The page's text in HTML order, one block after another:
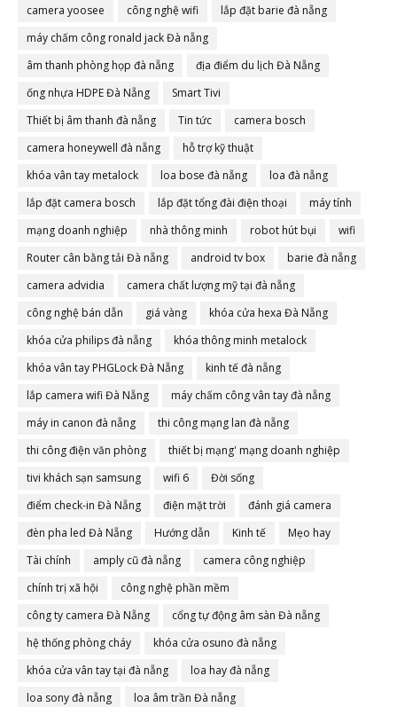
camera yoosee công nghệ wifi
lắp đặt barie đà nẵng
máy chấm công ronald jack Đà nẵng
âm thanh phòng họp đà nẵng
địa điểm du lịch Đà Nẵng
ống nhựa HDPE Đà Nẵng
Smart Tivi
Thiết bị âm thanh đà nẵng
Tin tức
camera bosch
camera honeywell đà nẵng
hỗ trợ kỹ thuật
khóa vân tay metalock
loa bose đà nẵng
loa đà nẵng
lắp đặt camera bosch
lắp đặt tổng đài điện thoại
máy tính
mạng doanh nghiệp
nhà thông minh robot hút bụi
wifi
Router cân bằng tải Đà nẵng
android tv box
barie đà nẵng
camera advidia
camera chất lượng mỹ tại đà nẵng
công nghệ bán dẫn
giá vàng
khóa cửa hexa Đà Nẵng
khóa cửa philips đà nẵng
khóa thông minh metalock
khóa vân tay PHGLock Đà Nẵng
kinh tế đà nẵng
lắp camera wifi Đà Nẵng
máy chấm công vân tay đà nẵng
máy in canon đà nẵng
thi công mạng lan đà nẵng
thi công điện văn phòng
thiết bị mạng' mạng doanh nghiệp
tivi khách sạn samsung
wifi 6
Đời sống
điểm check-in Đà Nẵng
điện mặt trời
đánh giá camera
đèn pha led Đà Nẵng
Hướng dẫn Kinh tế
Mẹo hay
Tài chính
amply cũ đà nẵng
camera công nghiệp
chính trị xã hội
công nghệ phần mềm
công ty camera Đà Nẵng
cổng tự động âm sàn Đà nẵng
hệ thống phòng cháy
khóa cửa osuno đà nẵng
khóa cửa vân tay tại đà nẵng
loa hay đà nẵng
loa sony đà nẵng
loa âm trần Đà nẵng